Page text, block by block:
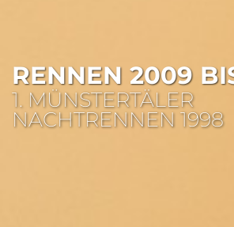
RENNEN 2009
1. MÜNSTERTÄLER
NACHTRENNEN 1998